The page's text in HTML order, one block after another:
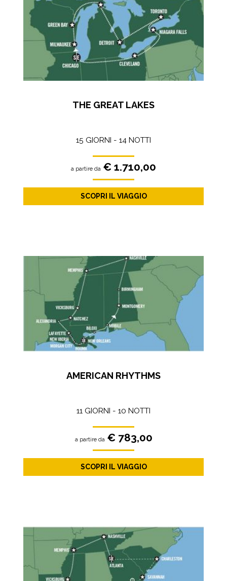
THE GREAT LAKES
15 GIORNI - 14 NOTTI
a partire da € 1.710,00
SCOPRI IL VIAGGIO
AMERICAN RHYTHMS
11 GIORNI - 10 NOTTI
a partire da € 783,00
SCOPRI IL VIAGGIO